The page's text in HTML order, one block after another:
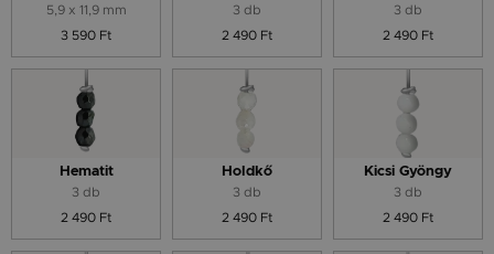
5,9 x 11,9 mm
3 590 Ft
3 db
2 490 Ft
3 db
2 490 Ft
Hematit
3 db
2 490 Ft
Holdkő
3 db
2 490 Ft
Kicsi Gyöngy
3 db
2 490 Ft